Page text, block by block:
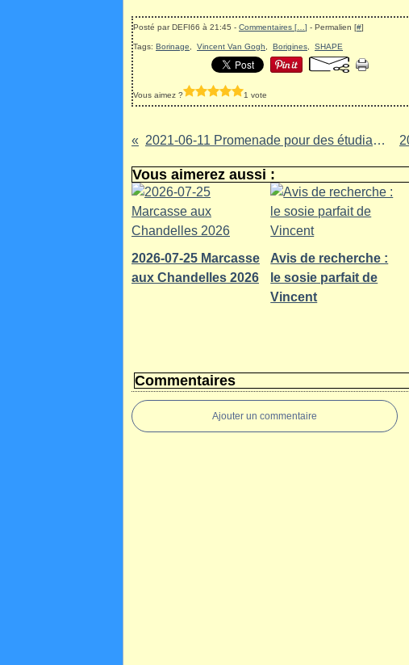
Posté par DEFI66 à 21:45 - Commentaires [ ] - Permalien [#]
Tags: Borinage Vincent Van Gogh Borigines SHAPE
Vous aimez ? 1 vote
2021-06-11 Promenade pour des étudiants brugeois
Vous aimerez aussi :
2026-07-25 Marcasse
aux Chandelles 2026
Avis de recherche :
le sosie parfait de
Vincent
Commentaires
Ajouter un commentaire